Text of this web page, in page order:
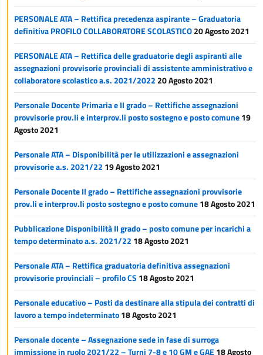
PERSONALE ATA – Rettifica precedenza aspirante – Graduatoria
definitiva PROFILO COLLABORATORE SCOLASTICO20 Agosto 2021
PERSONALE ATA – Rettifica delle graduatorie degli aspiranti alle
assegnazioni provvisorie provinciali di assistente amministrativo e
collaboratore scolastico a.s. 2021/2022 20 Agosto 2021
Personale Docente Primaria e II grado – Rettifiche assegnazioni
provvisorie prov.li e interprov.li posto sostegno e posto comune19
Agosto 2021
Personale ATA – Disponibilità per le utilizzazioni e assegnazioni
provvisorie a.s. 2021/22 19 Agosto 2021
Personale Docente II grado – Rettifiche assegnazioni provvisorie
prov.li e interprov.li posto sostegno e posto comune18 Agosto 2021
Pubblicazione Disponibilità II grado – posto comune per incarichi a
tempo determinato a.s. 2021/22 18 Agosto 2021
Personale ATA – Rettifica graduatoria definitiva assegnazioni
provvisorie provinciali – profilo CS 18 Agosto 2021
Personale educativo – Posti da destinare alla stipula dei contratti di
lavoro a tempo indeterminato18 Agosto 2021
Personale docente – Assegnazione sede in fase di surroga
immissione in ruolo 2021/22 – Turni 7-8 e 10 GM e GAE18 Agosto